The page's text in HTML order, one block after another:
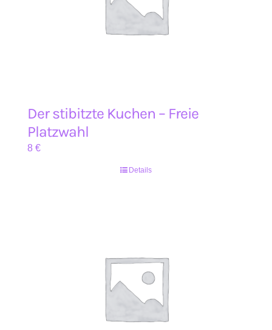
Der stibitzte Kuchen – Freie
Platzwahl
8 €
Details